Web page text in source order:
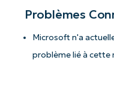
Problèmes
Microsoft n'a
problème lié à cette